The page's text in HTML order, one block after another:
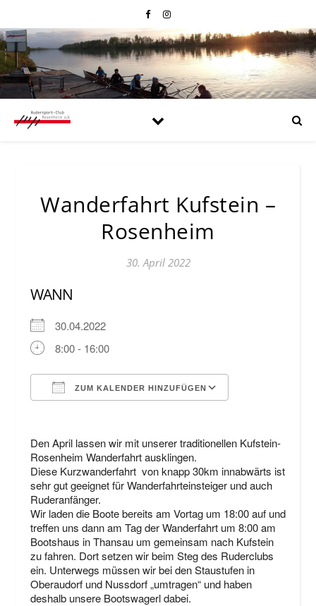
Wanderfahrt Kufstein –
Rosenheim
30. April 2022
WANN
30.04.2022
8:00 - 16:00
ZUM KALENDER HINZUFÜGEN
Den April lassen wir mit unserer traditionellen Kufstein-
Rosenheim Wanderfahrt ausklingen.
Diese Kurzwanderfahrt von knapp 30km innabwärts ist
sehr gut geeignet für Wanderfahrteinsteiger und auch
Ruderanfänger.
Wir laden die Boote bereits am Vortag um 18:00 auf und
treffen uns dann am Tag der Wanderfahrt um 8:00 am
Bootshaus in Thansau um gemeinsam nach Kufstein
zu fahren. Dort setzen wir beim Steg des Ruderclubs
ein. Unterwegs müssen wir bei den Staustufen in
Oberaudorf und Nussdorf „umtragen“ und haben
deshalb unsere Bootswagerl dabei.